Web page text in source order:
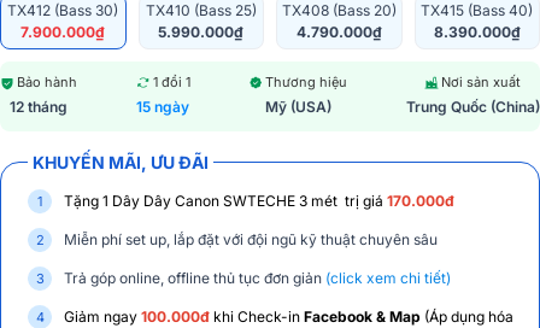
TX412 (Bass 30)
7.900.000₫
TX410 (Bass 25)
5.990.000₫
TX408 (Bass 20)
4.790.000₫
TX415 (Bass 40)
8.390.000₫
Bảo hành
12 tháng
1 đổi 1
15 ngày
Thương hiệu
Mỹ (USA)
Nơi sản xuất
Trung Quốc (China)
KHUYẾN MÃI, ƯU ĐÃI
Tặng 1 Dây Dây Canon SWTECHE 3 mét trị giá 170.000đ
Miễn phí set up, lắp đặt với đội ngũ kỹ thuật chuyên sâu
Trả góp online, offline thủ tục đơn giản (click xem chi tiết)
Giảm ngay 100.000đ khi Check-in Facebook & Map (Áp dụng hóa